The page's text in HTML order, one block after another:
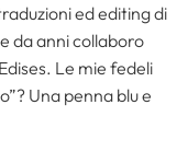
ed editing di
da anni collaboro
Le mie fedeli
Una penna blu e